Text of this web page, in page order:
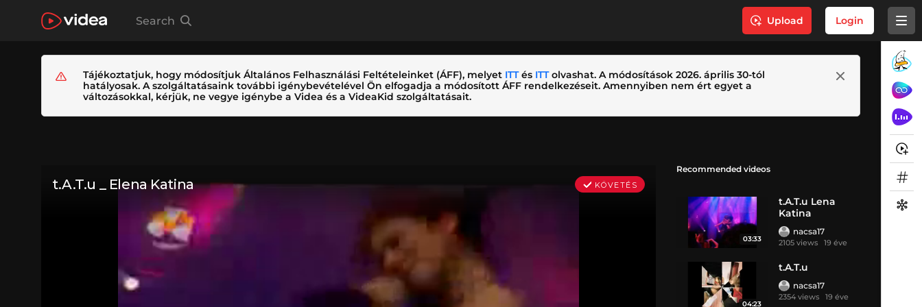
Search Upload Login
Tájékoztatjuk, hogy módosítjuk Általános Felhasználási Feltételeinket (ÁFF), melyet ITTés ITTolvashat. A módosítások 2026. április 30-tól
hatályosak. A szolgáltatásaink további igénybevételével Ön elfogadja a módosított ÁFF rendelkezéseit. Amennyiben nem ért egyet a
változásokkal, kérjük, ne vegye igénybe a Videa és a VideaKid szolgáltatásait.
Recommended videos
03:33
t.A.T.u Lena
Katina
nacsa17
2105 views 19 éve
04:23
t.A.T.u
nacsa17
2354 views 19 éve